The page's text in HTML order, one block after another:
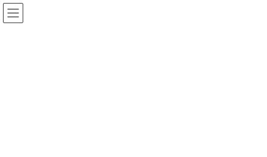
コ
ン
テ
ナ
ビ
ゲ
佐々木志津子 見附市議会議員【公式サイ